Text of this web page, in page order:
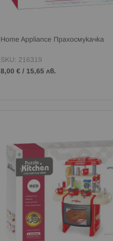
Home Appliance Прахосмукачка
SKU: 216319
8,00 € / 15,65 лв.